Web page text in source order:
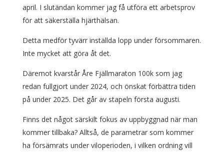
april. I slutändan kommer jag få utföra ett arbetsprov
för att säkerställa hjärthälsan.
Detta medför tyvärr inställda lopp under försommaren.
Inte mycket att göra åt det.
Däremot kvarstår Åre Fjällmaraton 100k som jag
redan fullgjort under 2024, och önskat förbättra tiden
på under 2025. Det går av stapeln första augusti.
Finns det något särskilt fokus av uppbyggnad när man
kommer tillbaka? Alltså, de parametrar som kommer
ha försämrats under viloperioden, i vilken ordning vill